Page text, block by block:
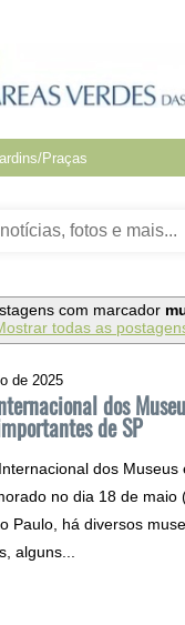
com marcador
todas as
de 2025
dos
de SP
dos Museus
no dia 18 de maio
Paulo, há diversos
alguns...